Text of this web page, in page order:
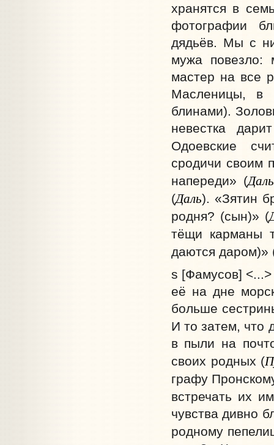
хранятся в
фотографии
дядьёв. Мы с
мужа повезло:
мастер на все
Масленицы, в
блинами).
невестка
Одоевские
сродичи своим
напереди» (Даль
(Даль). «Зятин
родня? (сын)» (
тёщи карманы
даются даром)»
s [Фамусов] <...>
её на дне
больше
И то затем, что
в пыли на
своих родных (
графу
встречать их
чувства дивно
родному